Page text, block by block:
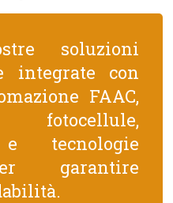
soluzioni
integrate con
FAAC,
e tecnologie
garantire